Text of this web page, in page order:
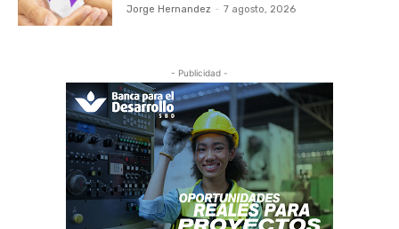
Jorge Hernandez - 7 agosto, 2026
- Publicidad -